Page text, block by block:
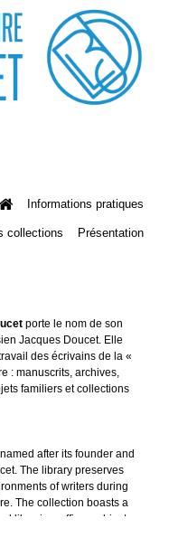
Informations pratiques
collections Présentation
porte le nom de son
Jacques Doucet. Elle
des écrivains de la «
: manuscrits, archives,
familiers et collections
after its founder and
The library preserves
of writers during
The collection boasts a
libraries, offices, objects